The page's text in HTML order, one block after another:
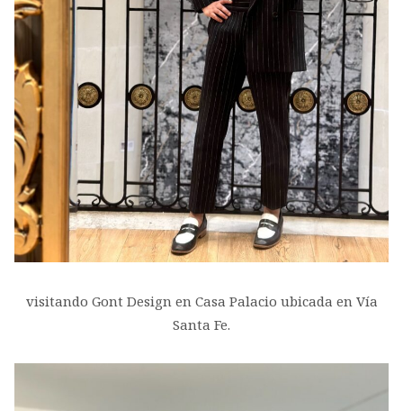
visitando Gont Design en Casa Palacio ubicada en Vía
Santa Fe.